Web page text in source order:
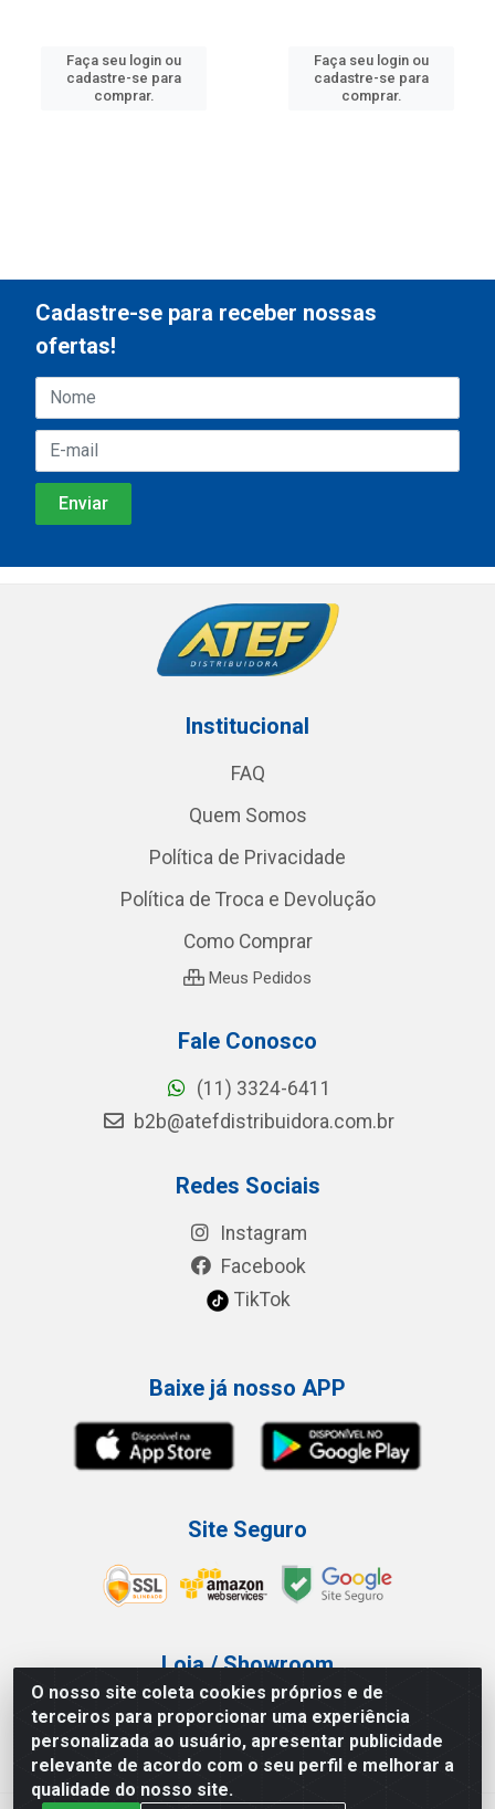
Faça seu login ou
cadastre-se para
comprar.
Faça seu login ou
cadastre-se para
comprar.
O nosso site coleta cookies próprios e de
terceiros para proporcionar uma experiência
personalizada ao usuário, apresentar publicidade
relevante de acordo com o seu perfil e melhorar a
qualidade do nosso site.
Cadastre-se para receber nossas
ofertas!
Institucional
FAQ
Quem Somos
Política de Privacidade
Política de Troca e Devolução
Como Comprar
Meus Pedidos
Fale Conosco
(11) 3324-6411
b2b@atefdistribuidora.com.br
Redes Sociais
Instagram
Facebook
TikTok
Baixe já nosso APP
Site Seguro
Loja / Showroom
Tel.: (11) 3227-0546
Av Vautier, 587/597 - Pari - São Paulo/SP